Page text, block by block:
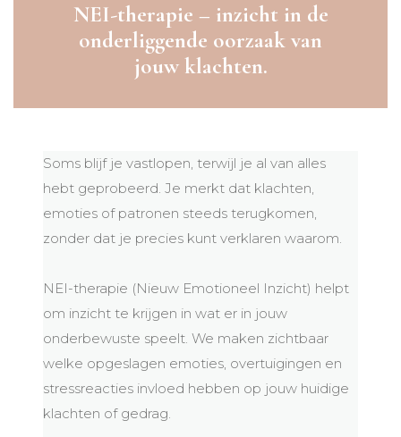
NEI-therapie – inzicht in de
onderliggende oorzaak van
jouw klachten.
Soms blijf je vastlopen, terwijl je al van alles
hebt geprobeerd. Je merkt dat klachten,
emoties of patronen steeds terugkomen,
zonder dat je precies kunt verklaren waarom.
NEI-therapie (Nieuw Emotioneel Inzicht) helpt
om inzicht te krijgen in wat er in jouw
onderbewuste speelt. We maken zichtbaar
welke opgeslagen emoties, overtuigingen en
stressreacties invloed hebben op jouw huidige
klachten of gedrag.